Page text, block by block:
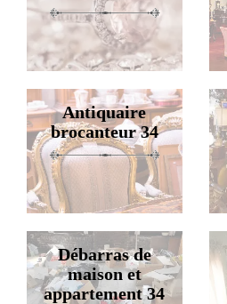
Antiquaire
brocanteur 34
Débarras de
maison et
appartement 34